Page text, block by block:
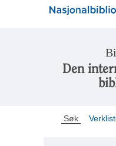
Den
Søk